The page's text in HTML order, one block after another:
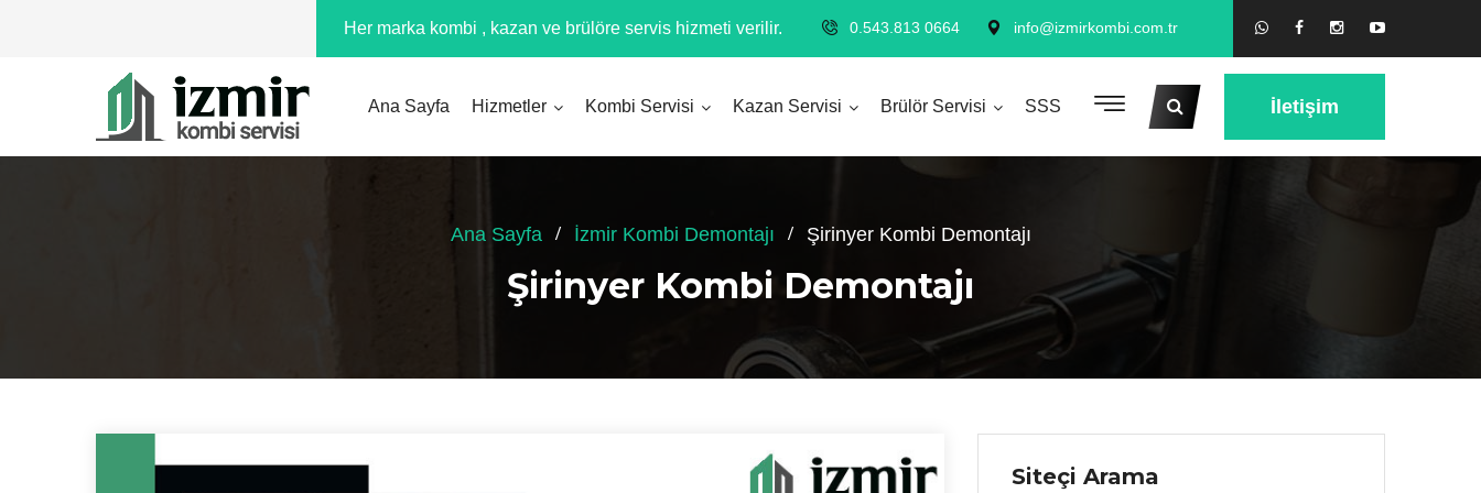
Her marka kombi , kazan ve brülöre servis hizmeti verilir. 0.543.813 0664 info@izmirkombi.com.tr
Ana Sayfa Hizmetler Kombi Servisi Kazan Servisi Brülör Servisi SSS İletişim
Ana Sayfa İzmir Kombi Demontajı Şirinyer Kombi Demontajı
Şirinyer Kombi Demontajı
Siteçi Arama